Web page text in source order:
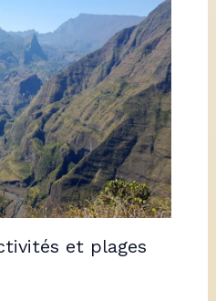
et plages